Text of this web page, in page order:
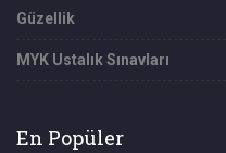
Güzellik
MYK Ustalık Sınavları
En Popüler